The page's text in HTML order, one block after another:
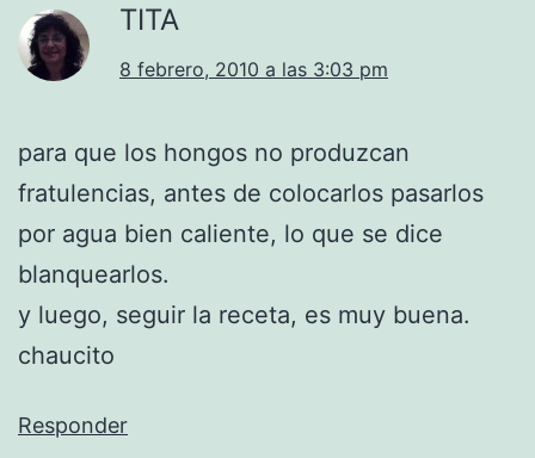
TITA
8 febrero, 2010 a las 3:03 pm
para que los hongos no produzcan
fratulencias, antes de colocarlos pasarlos
por agua bien caliente, lo que se dice
blanquearlos.
y luego, seguir la receta, es muy buena.
chaucito
Responder